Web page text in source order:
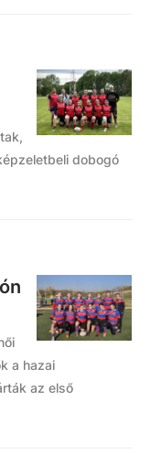
dobogó
a hazai
az első